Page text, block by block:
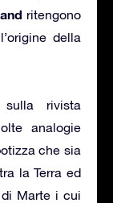
ritengono
della
rivista
analogie
che sia
la Terra ed
Marte i cui